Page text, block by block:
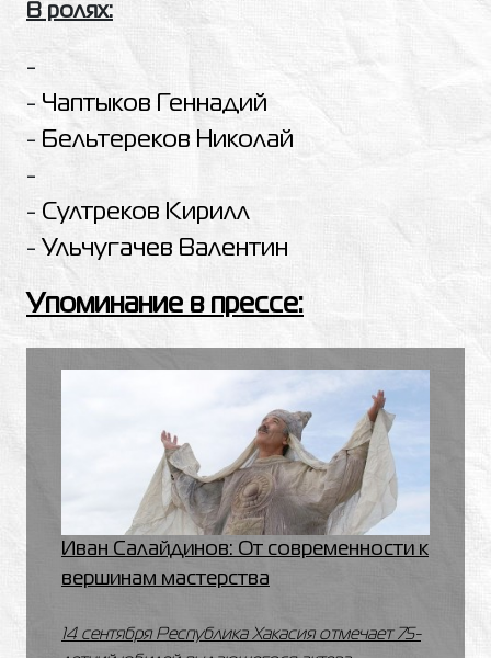
В ролях:
-
- Чаптыков Геннадий
- Бельтереков Николай
-
- Султреков Кирилл
- Ульчугачев Валентин
Упоминание в прессе:
Иван Салайдинов: От современности к
вершинам мастерства
14 сентября Республика Хакасия отмечает 75-